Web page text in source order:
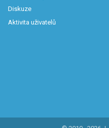
Diskuze
Aktivita uživatelů